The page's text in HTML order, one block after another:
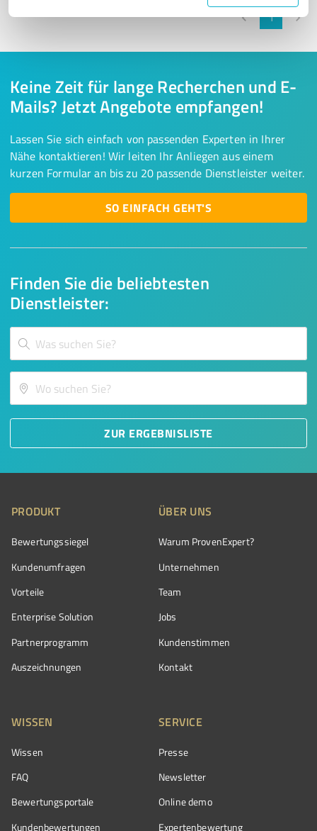
1
Finden Sie die beliebtesten
Dienstleister:
ZUR ERGEBNISLISTE
Keine Zeit für lange Recherchen und E-
Mails? Jetzt Angebote empfangen!
Lassen Sie sich einfach von passenden Experten in Ihrer
Nähe kontaktieren! Wir leiten Ihr Anliegen aus einem
kurzen Formular an bis zu 20 passende Dienstleister weiter.
SO EINFACH GEHT'S
PRODUKT
Bewertungssiegel
Kundenumfragen
Vorteile
Enterprise Solution
Partnerprogramm
Auszeichnungen
ÜBER UNS
Warum ProvenExpert?
Unternehmen
Team
Jobs
Kundenstimmen
Kontakt
WISSEN
Wissen
FAQ
Bewertungsportale
Kundenbewertungen
SERVICE
Presse
Newsletter
Online demo
Expertenbewertung